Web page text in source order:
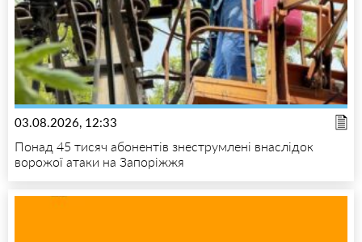
03.08.2026, 12:33
Понад 45 тисяч абонентів знеструмлені внаслідок
ворожої атаки на Запоріжжя